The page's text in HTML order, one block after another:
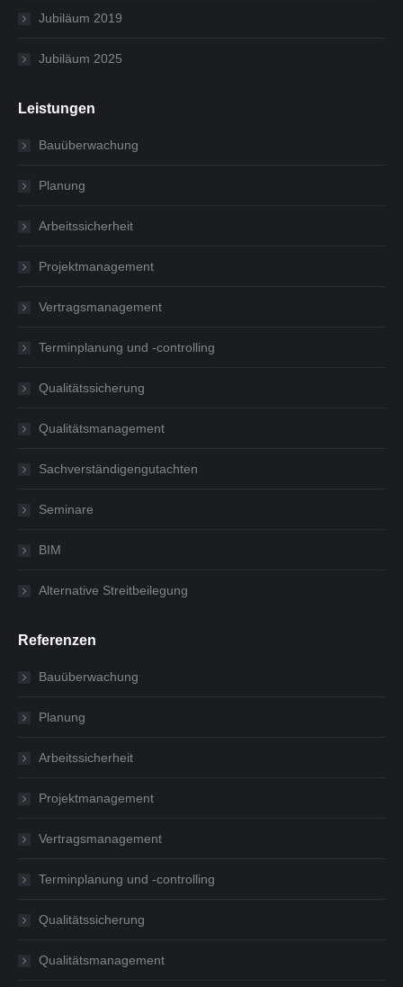
Jubiläum 2019
Jubiläum 2025
Leistungen
Bauüberwachung
Planung
Arbeitssicherheit
Projektmanagement
Vertragsmanagement
Terminplanung und -controlling
Qualitätssicherung
Qualitätsmanagement
Sachverständigengutachten
Seminare
BIM
Alternative Streitbeilegung
Referenzen
Bauüberwachung
Planung
Arbeitssicherheit
Projektmanagement
Vertragsmanagement
Terminplanung und -controlling
Qualitätssicherung
Qualitätsmanagement